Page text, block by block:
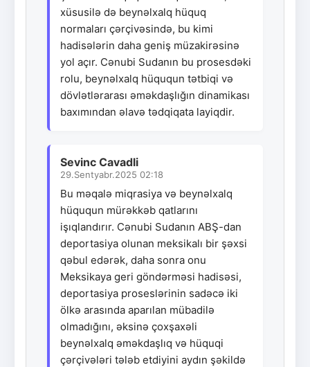
xüsusilə də beynəlxalq hüquq
normaları çərçivəsində, bu kimi
hadisələrin daha geniş müzakirəsinə
yol açır. Cənubi Sudanın bu prosesdəki
rolu, beynəlxalq hüququn tətbiqi və
dövlətlərarası əməkdaşlığın dinamikası
baxımından əlavə tədqiqata layiqdir.
Sevinc Cavadli
29.Sentyabr.2025 02:18
Bu məqalə miqrasiya və beynəlxalq
hüququn mürəkkəb qatlarını
işıqlandırır. Cənubi Sudanın ABŞ-dan
deportasiya olunan meksikalı bir şəxsi
qəbul edərək, daha sonra onu
Meksikaya geri göndərməsi hadisəsi,
deportasiya proseslərinin sadəcə iki
ölkə arasında aparılan mübadilə
olmadığını, əksinə çoxşaxəli
beynəlxalq əməkdaşlıq və hüquqi
çərçivələri tələb etdiyini aydın şəkildə